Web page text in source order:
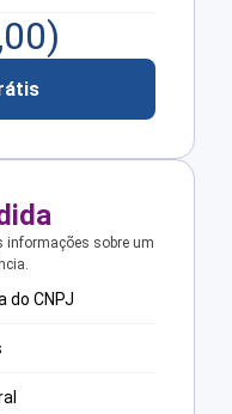
)
informações sobre um
do CNPJ